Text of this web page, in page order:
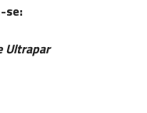
se:
Ultrapar